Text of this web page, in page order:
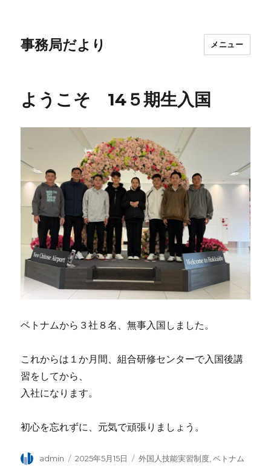
事務局だより メニュー
ようこそ 14５期生入国
ベトナムから３社８名、無事入国しました。
これからは１か月間、組合研修センターで入国後講
習をしてから、
入社になります。
初心を忘れずに、元気で頑張りましょう。
投
admin
投
2025年5月15日
カ
外国人技能実習制度,ベトナム